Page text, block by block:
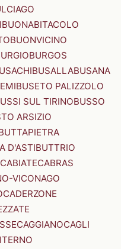
BUONABITACOLO
BUONVICINO
BURGOS
BUSALLABUSANA
BUSETO PALIZZOLO
SUL TIRINOBUSSO
ARSIZIO
D'ASTIBUTTRIO
CABIATECABRAS
VICONAGO
CADERZONE
CAGGIANOCAGLI